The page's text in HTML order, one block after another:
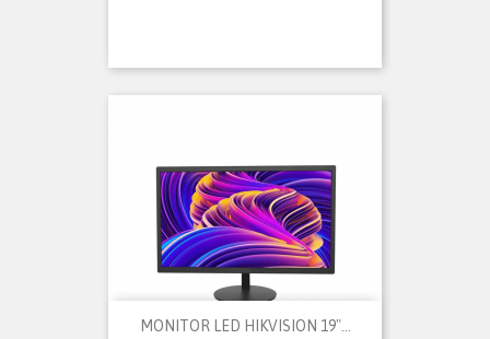
MONITOR LED HIKVISION 19"...